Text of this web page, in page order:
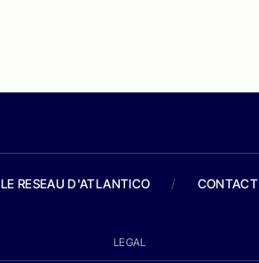
LE RESEAU D'ATLANTICO / CONTACT
LEGAL